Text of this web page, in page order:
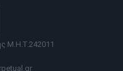
Μ.Η.Τ.242011